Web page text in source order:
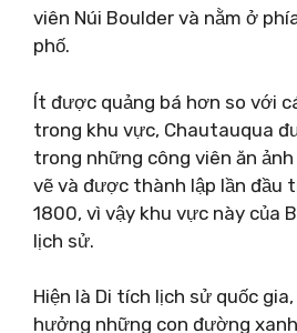
viên Núi Boulder và nằm ở
phố.
Ít được quảng bá hơn so với
trong khu vực, Chautauqua
trong những công viên ăn
vẽ và được thành lập lần đầu
1800, vì vậy khu vực này của
lịch sử.
Hiện là Di tích lịch sử quốc
hưởng những con đường